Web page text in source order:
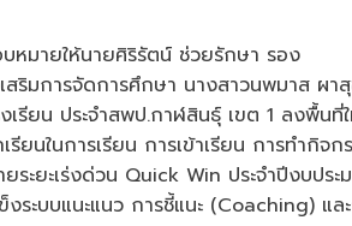
มายให้นายศิริรัตน์ ช่วยรักษา รอง
ริมการจัดการศึกษา นางสาวนพมาส ผา
รียน ประจำสพป.กาฬสินธุ์ เขต 1 ลงพื้นที่
นในการเรียน การเข้าเรียน การทำกิจก
ะยะเร่งด่วน Quick Win ประจำปีงบปร
ะบบแนะแนว การชี้แนะ (Coaching) แล